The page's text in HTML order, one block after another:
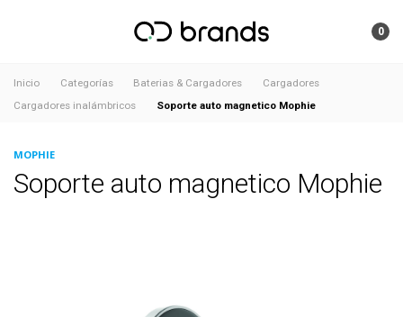
0
Inicio Categorías Baterias & Cargadores
Cargadores
Cargadores inalámbricos
Soporte auto magnetico Mophie
MOPHIE
Soporte auto magnetico Mophie